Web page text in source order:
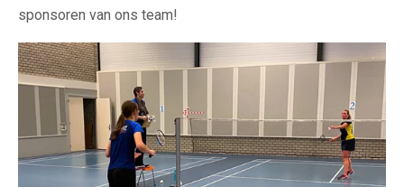
sponsoren van ons team!